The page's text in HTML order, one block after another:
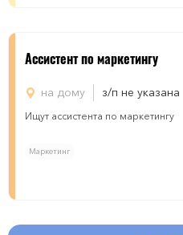
Ассистент по маркетингу
на дому з/п не указана
Ищут ассистента по маркетингу
Маркетинг